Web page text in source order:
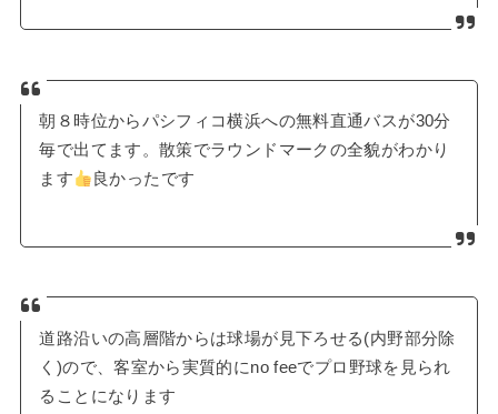
朝８時位からパシフィコ横浜への無料直通バスが30分
毎で出てます。散策でラウンドマークの全貌がわかり
ます
良かったです
道路沿いの高層階からは球場が見下ろせる(内野部分除
く)ので、客室から実質的にno feeでプロ野球を見られ
ることになります